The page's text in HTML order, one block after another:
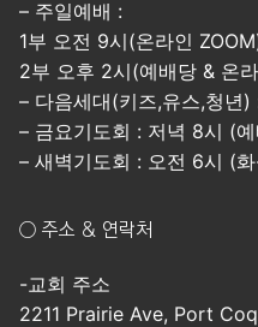
– 주일예배 :
1부 오전 9시(온라인
2부 오후 2시(예배당 & 온
– 다음세대(키즈,유스,청년
– 금요기도회 : 저녁 8시 (
– 새벽기도회 : 오전 6시 (
○ 주소 & 연락처
-교회 주소
2211 Prairie Ave, Port